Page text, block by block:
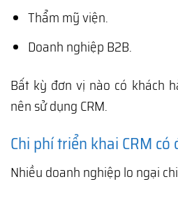
Thẩm mỹ viện.
Doanh nghiệp B2B.
Bất kỳ đơn vị nào có khách
nên sử dụng CRM.
Chi phí triển khai CRM
Nhiều doanh nghiệp lo ngại